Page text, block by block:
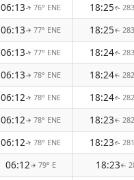
06:13↑ 76° ENE 18:25↑
06:13↑ 77° ENE 18:25↑
06:13↑ 77° ENE 18:24↑
06:13↑ 78° ENE 18:24↑
06:12↑ 78° ENE 18:24↑
06:12↑ 78° ENE 18:23↑
06:12↑ 78° ENE 18:23↑
06:12↑ 79° E 18:23↑